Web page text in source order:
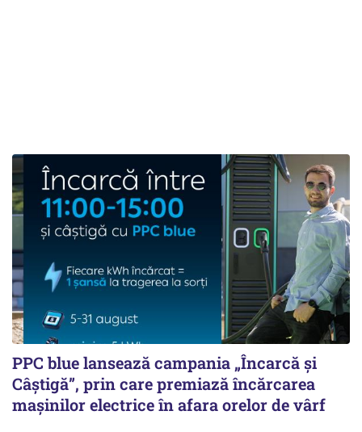
PPC blue lansează campania „Încarcă și
Câștigă”, prin care premiază încărcarea
mașinilor electrice în afara orelor de vârf